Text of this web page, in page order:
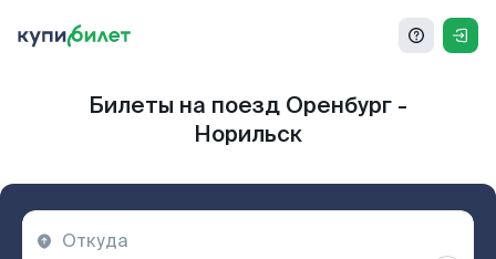
Билеты на поезд Оренбург -
Норильск